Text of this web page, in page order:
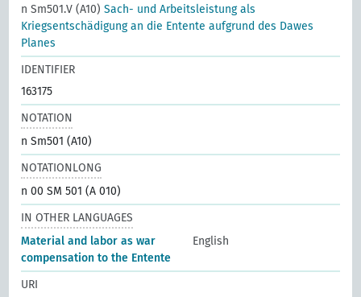
n Sm501.V (A10)Sach- und Arbeitsleistung als
Kriegsentschädigung an die Entente aufgrund des Dawes
Planes
IDENTIFIER
163175
NOTATION
n Sm501 (A10)
NOTATIONLONG
n 00 SM 501 (A 010)
IN OTHER LANGUAGES
Material and labor as war
compensation to the Entente
English
URI